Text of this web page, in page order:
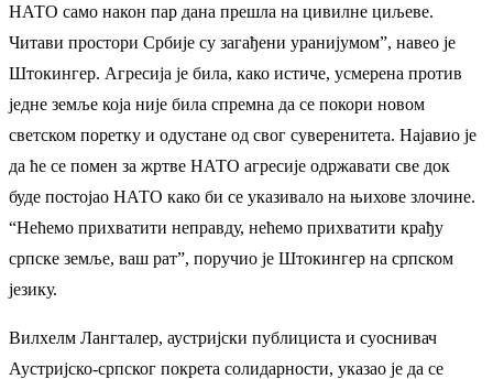
НАТО само након пар дана прешла на цивилне циљеве.
Читави простори Србије су загађени уранијумом”, навео је
Штокингер. Агресија је била, како истиче, усмерена против
једне земље која није била спремна да се покори новом
светском поретку и одустане од свог суверенитета. Најавио је
да ће се помен за жртве НАТО агресије одржавати све док
буде постојао НАТО како би се указивало на њихове злочине.
“Нећемо прихватити неправду, нећемо прихватити крађу
српске земље, ваш рат”, поручио је Штокингер на српском
језику.
Вилхелм Лангталер, аустријски публициста и суоснивач
Аустријско-српског покрета солидарности, указао је да се